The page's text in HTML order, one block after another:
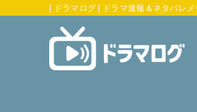
| ドラマログ | ドラマ速報＆ネタバレメ